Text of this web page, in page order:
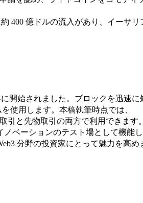
400 億ドルの流入があり、イーサリ
開始されました。ブロックを迅速に
使用します。本稿執筆時点では、
引と先物取引の両方で利用できます。
ベーションのテスト場として機能し
分野の投資家にとって魅力を高め